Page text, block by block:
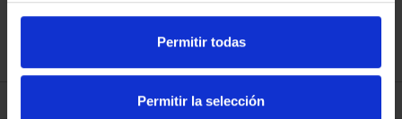
Permitir todas
Permitir la selección
REFINAR